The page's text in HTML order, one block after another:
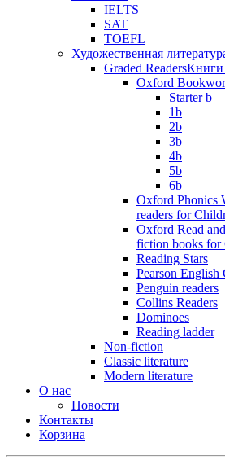
IELTS
SAT
TOEFL
Художественная
Graded ReadersКниги
Oxford
Starter b
1b
2b
3b
4b
5b
6b
Oxford Phonics
readers for
Oxford Read
fiction books for
Reading Stars
Pearson English
Penguin readers
Collins Readers
Dominoes
Reading ladder
Non-fiction
Classic literature
Modern literature
О нас
Новости
Контакты
Корзина